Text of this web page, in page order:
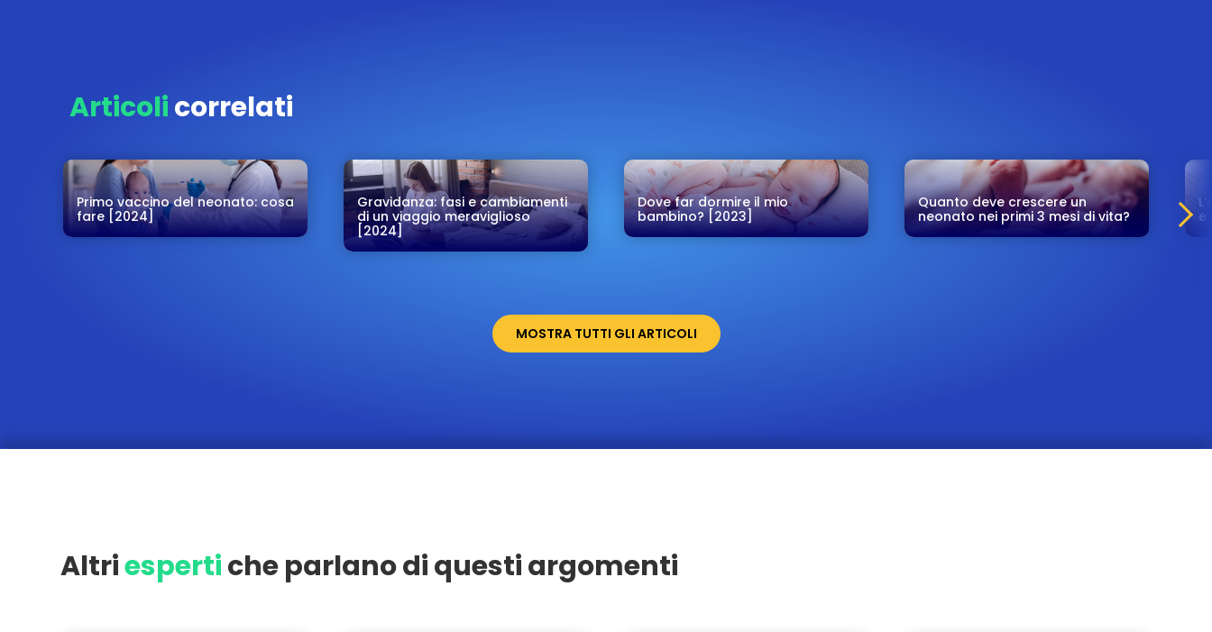
Articolicorrelati
Primo vaccino del neonato: cosa
fare [2024]
Gravidanza: fasi e cambiamenti
di un viaggio meraviglioso
[2024]
Dove far dormire il mio
bambino? [2023]
Quanto deve crescere un
neonato nei primi 3 mesi di vita?
e
MOSTRA TUTTI GLI ARTICOLI
Altriespertiche parlano di questi argomenti
Varedo